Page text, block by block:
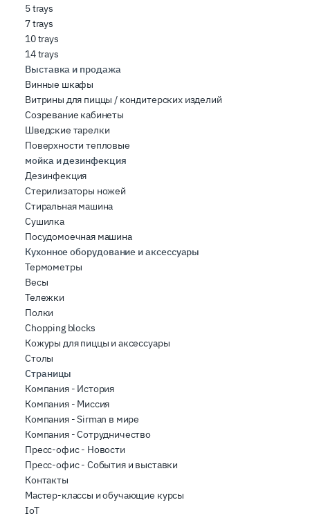
5 trays
7 trays
10 trays
14 trays
Выставка и продажа
Винные шкафы
Витрины для пиццы / кондитерских изделий
Созревание кабинеты
Шведские тарелки
Поверхности тепловые
мойка и дезинфекция
Дезинфекция
Стерилизаторы ножей
Стиральная машина
Сушилка
Посудомоечная машина
Кухонное оборудование и аксессуары
Термометры
Весы
Тележки
Полки
Chopping blocks
Кожуры для пиццы и аксессуары
Столы
Страницы
Компания - История
Компания - Миссия
Компания - Sirman в мире
Компания - Сотрудничество
Пресс-офис - Новости
Пресс-офис - События и выставки
Контакты
Мастер-классы и обучающие курсы
IoT